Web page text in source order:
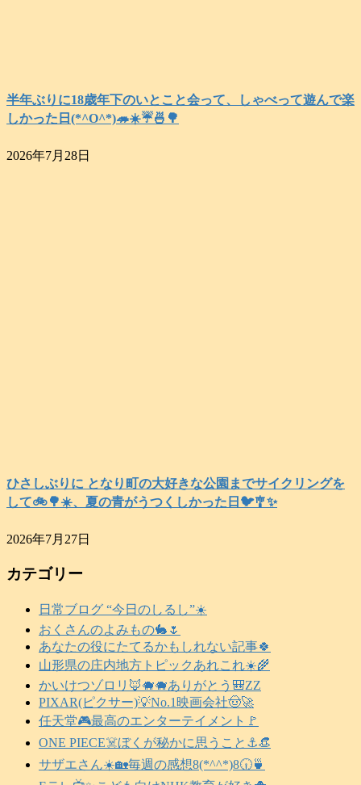
半年ぶりに18歳年下のいとこと会って、しゃべって遊んで楽
しかった日(*^O^*)🦔☀️☔🍜🌳
2026年7月28日
ひさしぶりに となり町の大好きな公園までサイクリングを
して🚲️🌳☀️、夏の青がうつくしかった日🐦️🎐✨️
2026年7月27日
カテゴリー
日常ブログ “今日のしるし”☀️
おくさんのよみもの🐇🌷
あなたの役にたてるかもしれない記事🍀
山形県の庄内地方トピックあれこれ☀️🌾
かいけつゾロリ🦊🐗🐗ありがとう🎒ZZ
PIXAR(ピクサー)💡No.1映画会社🤠🚀
任天堂🎮️最高のエンターテイメント🚩
ONE PIECE☠️ぼくが秘かに思うこと⚓️👒
サザエさん☀️🏡毎週の感想8(*^^*)8🕡️🍵